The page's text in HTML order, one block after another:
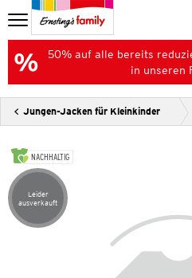
50% auf alle bereits
in unseren
Jungen-Jacken für Kleinkinder
NACHHALTIG
Artikel leider ausverkauft
Leider
ausverkauft